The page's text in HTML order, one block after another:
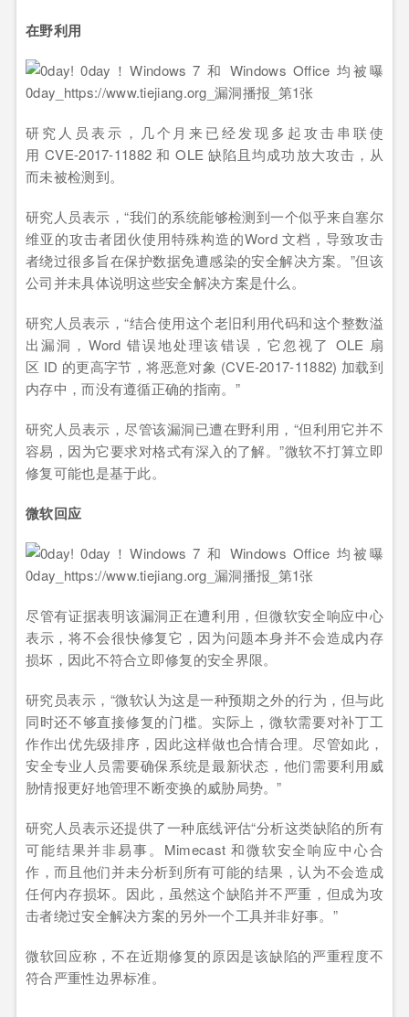
在野利用
研究人员表示，几个月来已经发现多起攻击串联使
用 CVE-2017-11882 和 OLE 缺陷且均成功放大攻击，从
而未被检测到。
研究人员表示，“我们的系统能够检测到一个似乎来自塞尔
维亚的攻击者团伙使用特殊构造的Word 文档，导致攻击
者绕过很多旨在保护数据免遭感染的安全解决方案。”但该
公司并未具体说明这些安全解决方案是什么。
研究人员表示，“结合使用这个老旧利用代码和这个整数溢
出漏洞，Word 错误地处理该错误，它忽视了 OLE 扇
区 ID 的更高字节，将恶意对象 (CVE-2017-11882) 加载到
内存中，而没有遵循正确的指南。”
研究人员表示，尽管该漏洞已遭在野利用，“但利用它并不
容易，因为它要求对格式有深入的了解。”微软不打算立即
修复可能也是基于此。
微软回应
尽管有证据表明该漏洞正在遭利用，但微软安全响应中心
表示，将不会很快修复它，因为问题本身并不会造成内存
损坏，因此不符合立即修复的安全界限。
研究员表示，“微软认为这是一种预期之外的行为，但与此
同时还不够直接修复的门槛。实际上，微软需要对补丁工
作作出优先级排序，因此这样做也合情合理。尽管如此，
安全专业人员需要确保系统是最新状态，他们需要利用威
胁情报更好地管理不断变换的威胁局势。”
研究人员表示还提供了一种底线评估“分析这类缺陷的所有
可能结果并非易事。Mimecast 和微软安全响应中心合
作，而且他们并未分析到所有可能的结果，认为不会造成
任何内存损坏。因此，虽然这个缺陷并不严重，但成为攻
击者绕过安全解决方案的另外一个工具并非好事。”
微软回应称，不在近期修复的原因是该缺陷的严重程度不
符合严重性边界标准。